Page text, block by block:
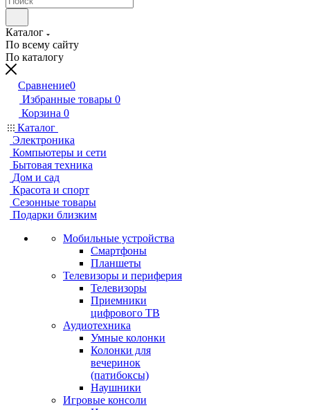
Каталог
По всему сайту
По каталогу
Сравнение0
Избранные товары 0
Корзина 0
Каталог
Электроника
Компьютеры и сети
Бытовая техника
Дом и сад
Красота и спорт
Сезонные товары
Подарки близким
Мобильные устройства
Смартфоны
Планшеты
Телевизоры и периферия
Телевизоры
Приемники
цифрового ТВ
Аудиотехника
Умные колонки
Колонки для
вечеринок
(патибоксы)
Наушники
Игровые консоли